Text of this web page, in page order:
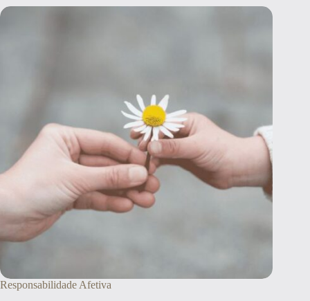
Responsabilidade Afetiva